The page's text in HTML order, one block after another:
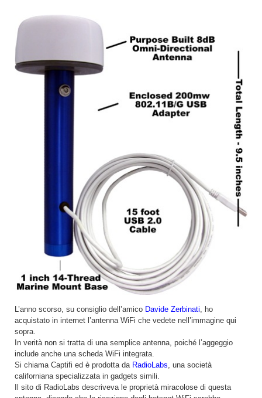
L’anno scorso, su consiglio dell’amico Davide Zerbinati , ho
acquistato in internet l’antenna WiFi che vedete nell’immagine qui
sopra.
In verità non si tratta di una semplice antenna, poiché l’aggeggio
include anche una scheda WiFi integrata.
Si chiama Captifi ed è prodotta da RadioLabs , una società
californiana specializzata in gadgets simili.
Il sito di RadioLabs descriveva le proprietà miracolose di questa